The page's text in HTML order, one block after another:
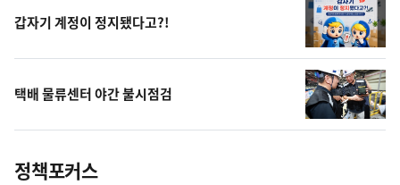
갑자기 계정이 정지됐다고?!
택배 물류센터 야간 불시점검
정책포커스